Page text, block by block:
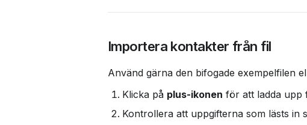
Importera kontakter från fil
Använd gärna den bifogade exempelfilen
Klicka på plus-ikonen för att ladda upp
Kontrollera att uppgifterna som lästs in